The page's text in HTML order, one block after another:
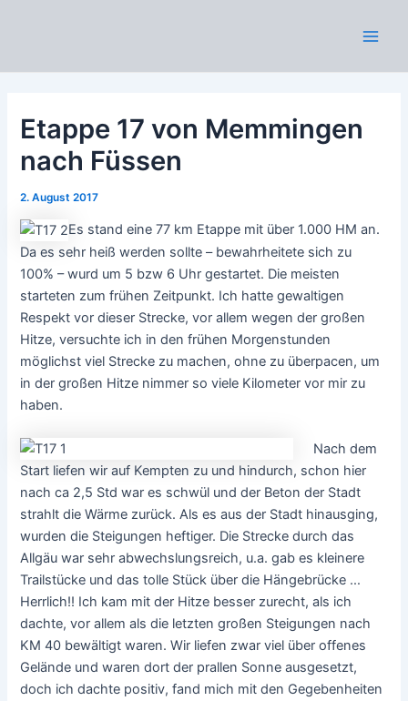
Etappe 17 von Memmingen
nach Füssen
2. August 2017
Es stand eine 77 km Etappe mit über 1.000 HM an.
Da es sehr heiß werden sollte – bewahrheitete sich zu
100% – wurd um 5 bzw 6 Uhr gestartet. Die meisten
starteten zum frühen Zeitpunkt. Ich hatte gewaltigen
Respekt vor dieser Strecke, vor allem wegen der großen
Hitze, versuchte ich in den frühen Morgenstunden
möglichst viel Strecke zu machen, ohne zu überpacen, um
in der großen Hitze nimmer so viele Kilometer vor mir zu
haben.
Nach dem
Start liefen wir auf Kempten zu und hindurch, schon hier
nach ca 2,5 Std war es schwül und der Beton der Stadt
strahlt die Wärme zurück. Als es aus der Stadt hinausging,
wurden die Steigungen heftiger. Die Strecke durch das
Allgäu war sehr abwechslungsreich, u.a. gab es kleinere
Trailstücke und das tolle Stück über die Hängebrücke …
Herrlich!! Ich kam mit der Hitze besser zurecht, als ich
dachte, vor allem als die letzten großen Steigungen nach
KM 40 bewältigt waren. Wir liefen zwar viel über offenes
Gelände und waren dort der prallen Sonne ausgesetzt,
doch ich dachte positiv, fand mich mit den Gegebenheiten